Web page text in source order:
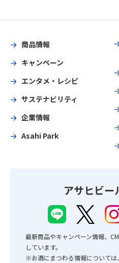
商品情報
キャンペーン
エンタメ・レシピ
サステナビリティ
企業情報
Asahi Park
アサヒビー
最新商品やキャンペーン情報、
しています。
※お酒にまつわる情報については